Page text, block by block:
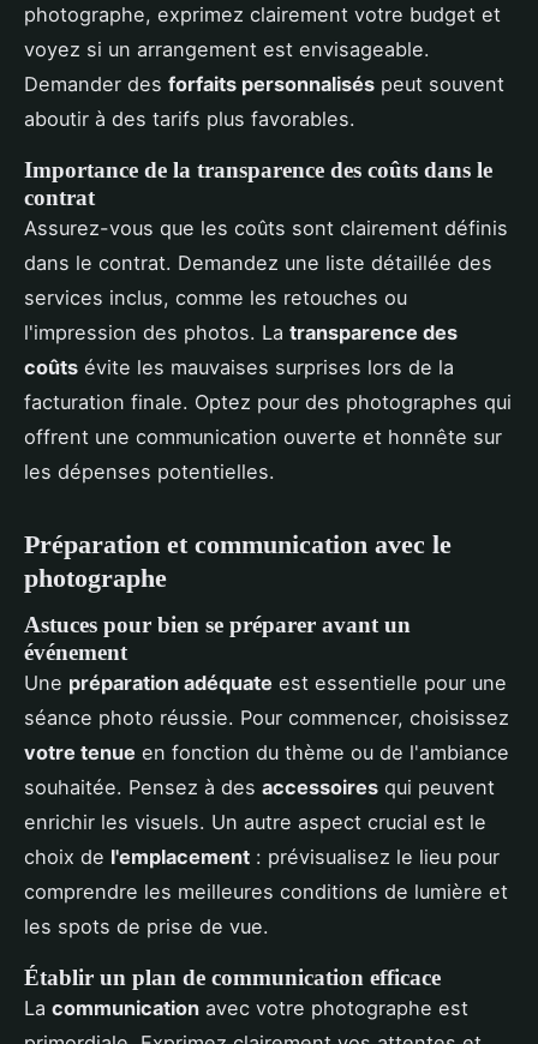
photographe, exprimez clairement votre budget et
voyez si un arrangement est envisageable.
Demander des forfaits personnalisés peut souvent
aboutir à des tarifs plus favorables.
Importance de la transparence des coûts dans le
contrat
Assurez-vous que les coûts sont clairement définis
dans le contrat. Demandez une liste détaillée des
services inclus, comme les retouches ou
l'impression des photos. La transparence des
coûts évite les mauvaises surprises lors de la
facturation finale. Optez pour des photographes qui
offrent une communication ouverte et honnête sur
les dépenses potentielles.
Préparation et communication avec le
photographe
Astuces pour bien se préparer avant un
événement
Une préparation adéquate est essentielle pour une
séance photo réussie. Pour commencer, choisissez
votre tenue en fonction du thème ou de l'ambiance
souhaitée. Pensez à des accessoires qui peuvent
enrichir les visuels. Un autre aspect crucial est le
choix de l'emplacement : prévisualisez le lieu pour
comprendre les meilleures conditions de lumière et
les spots de prise de vue.
Établir un plan de communication efficace
La communication avec votre photographe est